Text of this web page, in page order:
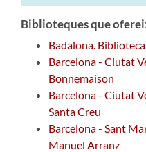
Biblioteques que
Badalona.
Barcelona - Ciutat
Bonnemaison
Barcelona - Ciutat
Santa Creu
Barcelona - Sant
Manuel Arranz